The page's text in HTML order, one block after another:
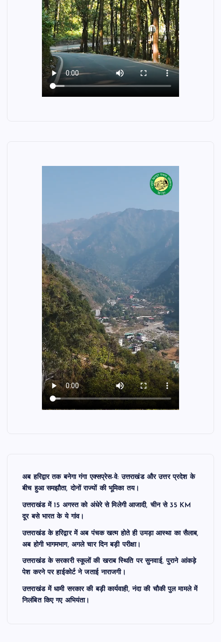
अब हरिद्वार तक बनेगा गंगा एक्सप्रेस-वे: उत्तराखंड और उत्तर प्रदेश के
बीच हुआ समझौता, दोनों राज्यों की भूमिका तय।
उत्तराखंड में 15 अगस्त को अंधेरे से मिलेगी आजादी, चीन से 35 KM
दूर बसे भारत के ये गांव।
उत्तराखंड के हरिद्वार में अब पंचक खत्म होते ही उमड़ा आस्था का सैलाब,
अब होगी भागमभाग, अगले चार दिन बड़ी परीक्षा।
उत्तराखंड के सरकारी स्कूलों की खराब स्थिति पर सुनवाई, पुराने आंकड़े
पेश करने पर हाईकोर्ट ने जताई नाराजगी।
उत्तराखंड में धामी सरकार की बड़ी कार्यवाही, नंदा की चौकी पुल मामले में
निलंबित किए गए अभियंता।